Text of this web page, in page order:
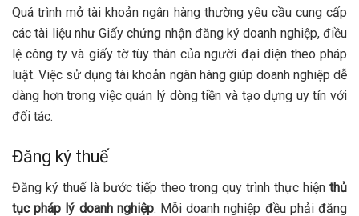
Quá trình mở tài khoản ngân hàng thường yêu cầu cung cấp
các tài liệu như Giấy chứng nhận đăng ký doanh nghiệp, điều
lệ công ty và giấy tờ tùy thân của người đại diện theo pháp
luật. Việc sử dụng tài khoản ngân hàng giúp doanh nghiệp dễ
dàng hơn trong việc quản lý dòng tiền và tạo dựng uy tín với
đối tác.
Đăng ký thuế
Đăng ký thuế là bước tiếp theo trong quy trình thực hiện thủ
tục pháp lý doanh nghiệp. Mỗi doanh nghiệp đều phải đăng